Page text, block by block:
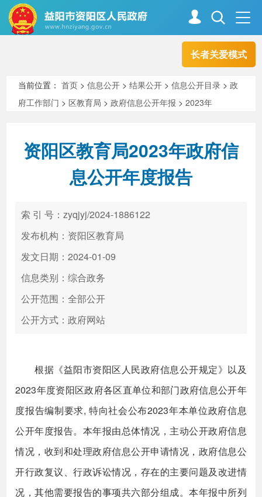
长者关爱模式
走进资阳
新闻中心 解读回应
政务服务
高效办成一件事
当前位置：首页 >信息公开 >结果公开 >信息公开目录 >政
府工作部门 > 区教育局 >政府信息公开年报 >2023年
资阳区教育局2023年政府信
息公开年度报告
索 引 号：zyqjyj/2024-1886122
发布机构：资阳区教育局
发文日期：2024-01-09
信息类别：综合政务
公开范围：全部公开
公开方式：政府网站
根据《益阳市资阳区人民政府信息公开规定》以及
2023年度资阳区政府各区直单位和部门政府信息公开年
度报告编制要求, 特向社会公布2023年本单位政府信息
公开年度报告。本年报由总体情况，主动公开政府信息
情况，收到和处理政府信息公开申请情况，政府信息公
开行政复议、行政诉讼情况，存在的主要问题及改进情
况，其他需要报告的事项共六部分组成。本年报中所列